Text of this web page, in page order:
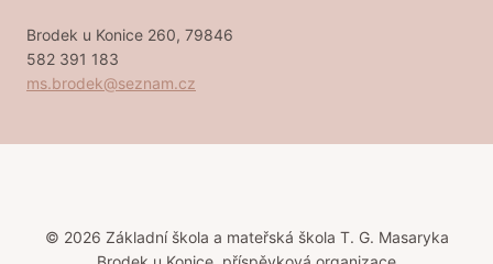
Brodek u Konice 260, 79846
582 391 183
ms.brodek@seznam.cz
© 2026 Základní škola a mateřská škola T. G. Masaryka